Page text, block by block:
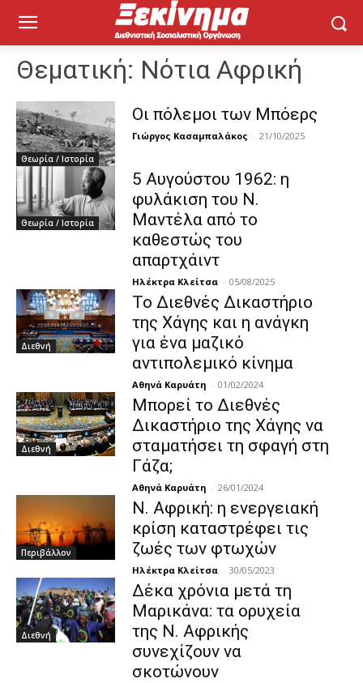
Θεματική: Νότια Αφρική
Θεωρία / Ιστορία
Οι πόλεμοι των Μπόερς
Γιώργος Κασαμπαλάκος - 21/10/2025
Θεωρία / Ιστορία
5 Αυγούστου 1962: η
φυλάκιση του Ν.
Μαντέλα από το
καθεστώς του
απαρτχάιντ
Ηλέκτρα Κλείτσα - 05/08/2025
Διεθνή
Το Διεθνές Δικαστήριο
της Χάγης και η ανάγκη
για ένα μαζικό
αντιπολεμικό κίνημα
Αθηνά Καρυάτη - 01/02/2024
Διεθνή
Μπορεί το Διεθνές
Δικαστήριο της Χάγης να
σταματήσει τη σφαγή στη
Γάζα;
Αθηνά Καρυάτη - 26/01/2024
Περιβάλλον
Ν. Αφρική: η ενεργειακή
κρίση καταστρέφει τις
ζωές των φτωχών
Ηλέκτρα Κλείτσα - 30/05/2023
Διεθνή
Δέκα χρόνια μετά τη
Μαρικάνα: τα ορυχεία
της Ν. Αφρικής
συνεχίζουν να
σκοτώνουν